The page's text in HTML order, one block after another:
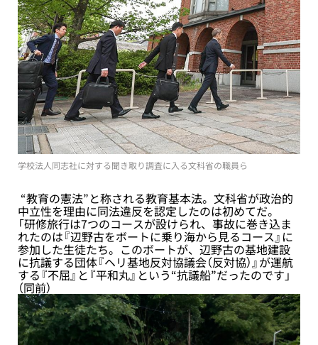
学校法人同志社に対する聞き取り調査に入る文科省の職員ら
“教育の憲法”と称される教育基本法。文科省が政治的
中立性を理由に同法違反を認定したのは初めてだ。
「研修旅行は7つのコースが設けられ、事故に巻き込ま
れたのは『辺野古をボートに乗り海から見るコース』に
参加した生徒たち。このボートが、辺野古の基地建設
に抗議する団体『ヘリ基地反対協議会（反対協）』が運航
する『不屈』と『平和丸』という“抗議船”だったのです」
（同前）